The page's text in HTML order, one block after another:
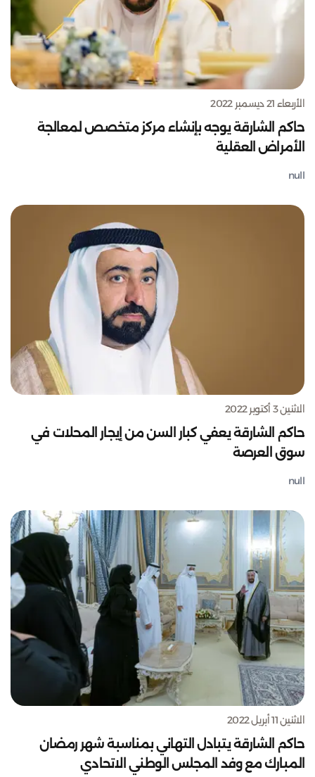
الأربعاء 21 ديسمبر 2022
حاكم الشارقة يوجه بإنشاء مركز متخصص لمعالجة
الأمراض العقلية
null
الاثنين 3 أكتوبر 2022
حاكم الشارقة يعفي كبار السن من إيجار المحلات في
سوق العرصة
null
الاثنين 11 أبريل 2022
حاكم الشارقة يتبادل التهاني بمناسبة شهر رمضان
المبارك مع وفد المجلس الوطني الاتحادي